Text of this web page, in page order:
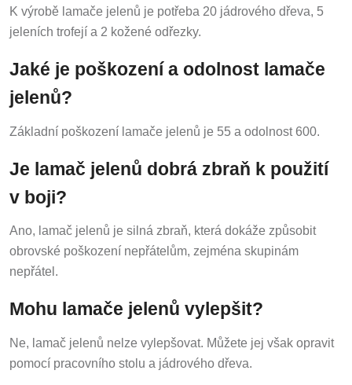
K výrobě lamače jelenů je potřeba 20 jádrového dřeva, 5
jeleních trofejí a 2 kožené odřezky.
Jaké je poškození a odolnost lamače
jelenů?
Základní poškození lamače jelenů je 55 a odolnost 600.
Je lamač jelenů dobrá zbraň k použití
v boji?
Ano, lamač jelenů je silná zbraň, která dokáže způsobit
obrovské poškození nepřátelům, zejména skupinám
nepřátel.
Mohu lamače jelenů vylepšit?
Ne, lamač jelenů nelze vylepšovat. Můžete jej však opravit
pomocí pracovního stolu a jádrového dřeva.